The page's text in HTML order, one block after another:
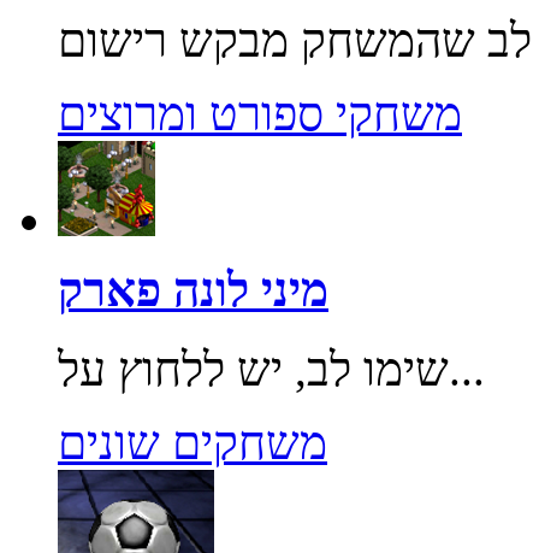
משחקי ספורט ומרוצים
מיני לונה פארק
שימו לב, יש ללחוץ על...
משחקים שונים